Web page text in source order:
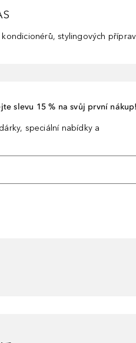
stylingových
slevu 15 % na svůj první nákup!
speciální nabídky a